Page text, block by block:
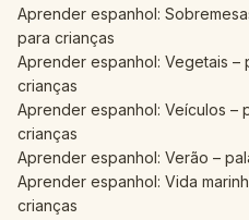
Aprender espanhol:
para crianças
Aprender espanhol: Vegetais –
crianças
Aprender espanhol: Veículos –
crianças
Aprender espanhol: Verão –
Aprender espanhol: Vida
crianças